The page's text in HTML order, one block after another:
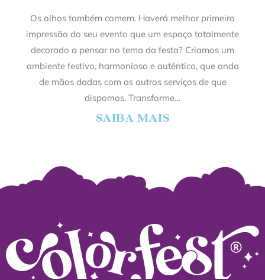
Os olhos também comem. Haverá melhor primeira
impressão do seu evento que um espaço totalmente
decorado a pensar no tema da festa? Criamos um
ambiente festivo, harmonioso e autêntico, que anda
de mãos dadas com os outros serviços de que
dispomos. Transforme…
SAIBA MAIS